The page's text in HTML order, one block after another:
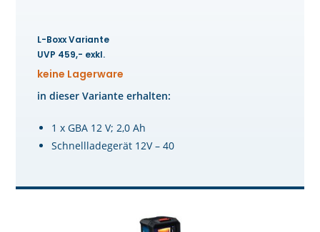
L-Boxx Variante
UVP 459,- exkl.
keine Lagerware
in dieser Variante erhalten:
1 x GBA 12 V; 2,0 Ah
Schnellladegerät 12V – 40